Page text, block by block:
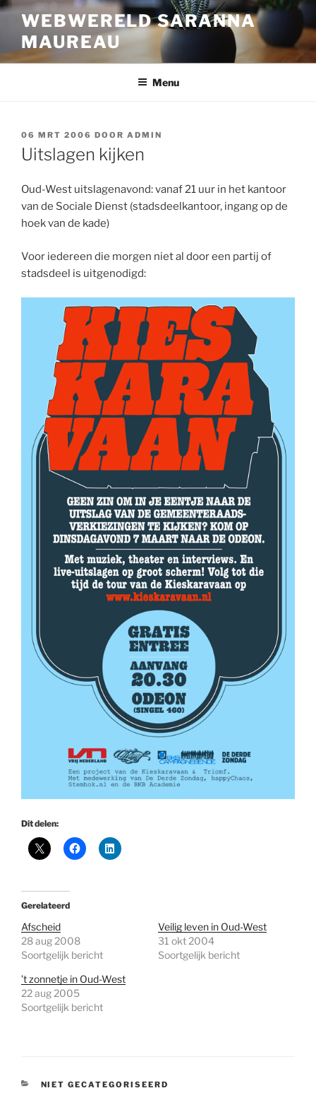
Ga
inhoud
WEBWERELD SARANNA
MAUREAU
Menu
GEPLAATST
OP
06 MRT 2006 DOOR ADMIN
Uitslagen kijken
Oud-West uitslagenavond: vanaf 21 uur in het kantoor
van de Sociale Dienst (stadsdeelkantoor, ingang op de
hoek van de kade)
Voor iedereen die morgen niet al door een partij of
stadsdeel is uitgenodigd:
Dit delen:
Gerelateerd
Afscheid
28 aug 2008
Soortgelijk bericht
Veilig leven in Oud-West
31 okt 2004
Soortgelijk bericht
’t zonnetje in Oud-West
22 aug 2005
Soortgelijk bericht
CATEGORIEËN
NIET GECATEGORISEERD